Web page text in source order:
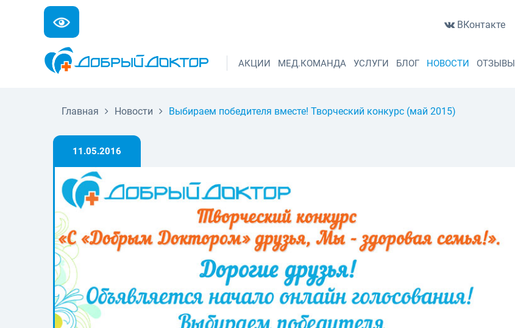
ВКонтакте
АКЦИИ МЕД.КОМАНДА УСЛУГИ БЛОГ НОВОСТИ ОТЗЫВЫ
Главная Новости Выбираем победителя вместе! Творческий конкурс (май 2015)
11.05.2016